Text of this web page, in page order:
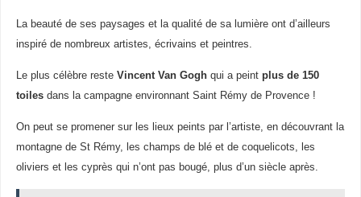
La beauté de ses paysages et la qualité de sa lumière ont d’ailleurs
inspiré de nombreux artistes, écrivains et peintres.
Le plus célèbre reste Vincent Van Gogh qui a peint plus de 150
toilesdans la campagne environnant Saint Rémy de Provence !
On peut se promener sur les lieux peints par l’artiste, en découvrant la
montagne de St Rémy, les champs de blé et de coquelicots, les
oliviers et les cyprès qui n’ont pas bougé, plus d’un siècle après.